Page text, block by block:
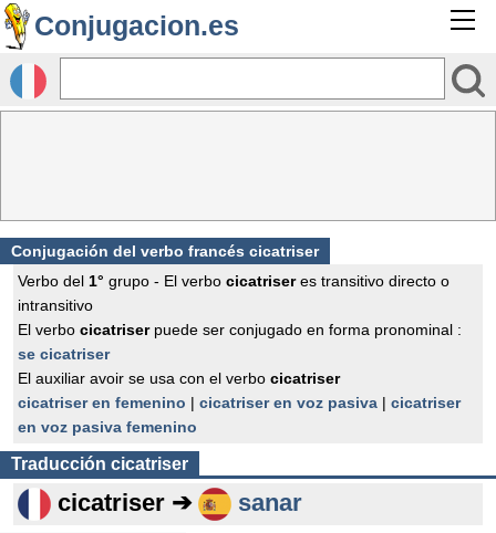
Conjugacion.es
Conjugación del verbo francés cicatriser
Verbo del 1° grupo - El verbo cicatriseres transitivo directo o
intransitivo
El verbo cicatriserpuede ser conjugado en forma pronominal :
se cicatriser
El auxiliar avoir se usa con el verbo cicatriser
cicatriser en femenino | cicatriser en voz pasiva | cicatriser
en voz pasiva femenino
Traducción cicatriser
cicatriser ➔ sanar